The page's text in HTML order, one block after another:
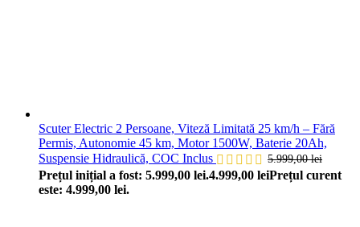
Scuter Electric 2 Persoane, Viteză Limitată 25 km/h – Fără
Permis, Autonomie 45 km, Motor 1500W, Baterie 20Ah,
Suspensie Hidraulică, COC Inclus
5.999,00lei
Prețul inițial a fost: 5.999,00 lei.4.999,00 leiPrețul curent
este: 4.999,00 lei.